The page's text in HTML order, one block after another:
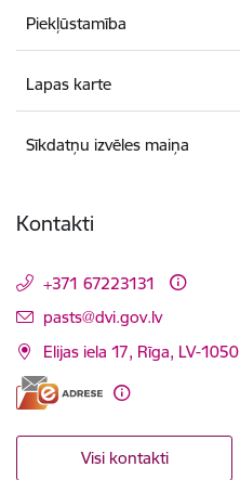
Piekļūstamība
Lapas karte
Sīkdatņu izvēles maiņa
Kontakti
+371 67223131
E-pasts:
pasts@dvi.gov.lv
Elijas iela 17, Rīga, LV-1050
Visi kontakti